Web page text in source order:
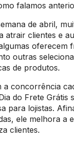
falamos
de abril,
atrair clientes e
oferecem
outras
de produtos.
a concorrência
do Frete Grátis
para lojistas.
ele melhora a
clientes.